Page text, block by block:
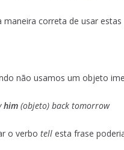
correta de usar estas
não usamos um objeto
him (objeto) back tomorrow
o verbo tell esta frase